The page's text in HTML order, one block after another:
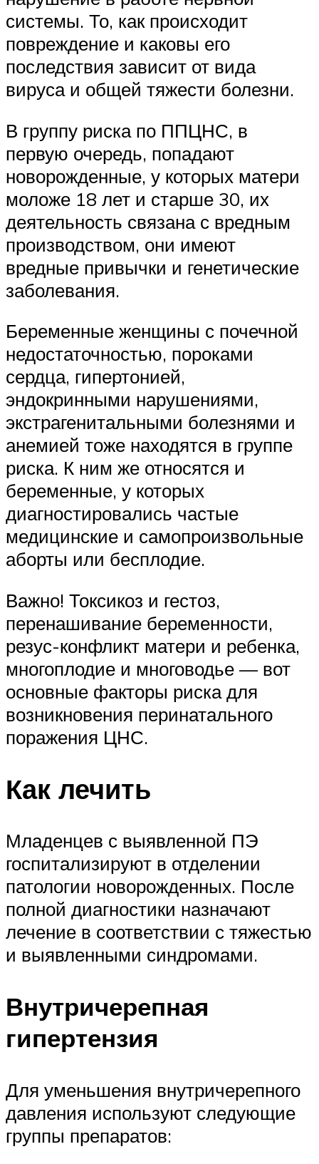
системы. То, как происходит
повреждение и каковы его
последствия зависит от вида
вируса и общей тяжести болезни.
В группу риска по ППЦНС, в
первую очередь, попадают
новорожденные, у которых матери
моложе 18 лет и старше 30, их
деятельность связана с вредным
производством, они имеют
вредные привычки и генетические
заболевания.
Беременные женщины с почечной
недостаточностью, пороками
сердца, гипертонией,
эндокринными нарушениями,
экстрагенитальными болезнями и
анемией тоже находятся в группе
риска. К ним же относятся и
беременные, у которых
диагностировались частые
медицинские и самопроизвольные
аборты или бесплодие.
Важно! Токсикоз и гестоз,
перенашивание беременности,
резус-конфликт матери и ребенка,
многоплодие и многоводье — вот
основные факторы риска для
возникновения перинатального
поражения ЦНС.
Как лечить
Младенцев с выявленной ПЭ
госпитализируют в отделении
патологии новорожденных. После
полной диагностики назначают
лечение в соответствии с тяжестью
и выявленными синдромами.
Внутричерепная
гипертензия
Для уменьшения внутричерепного
давления используют следующие
группы препаратов: